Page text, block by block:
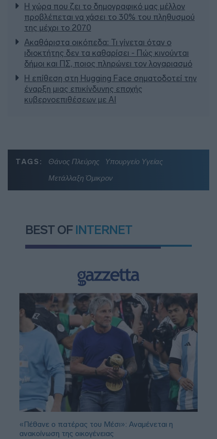
Η χώρα που ζει το δημογραφικό μας μέλλον
προβλέπεται να χάσει το 30% του πληθυσμού
της μέχρι το 2070
Ακαθάριστα οικόπεδα: Τι γίνεται όταν ο
ιδιοκτήτης δεν τα καθαρίσει - Πώς κινούνται
δήμοι και ΠΣ, ποιος πληρώνει τον λογαριασμό
Η επίθεση στη Hugging Face σηματοδοτεί την
έναρξη μιας επικίνδυνης εποχής
κυβερνοεπιθέσεων με AI
TAGS: Θάνος Πλεύρης
Υπουργείο Υγείας
Μετάλλαξη Όμικρον
BEST OF INTERNET
«Πέθανε ο πατέρας του Μέσι»: Αναμένεται η
ανακοίνωση της οικογένειας